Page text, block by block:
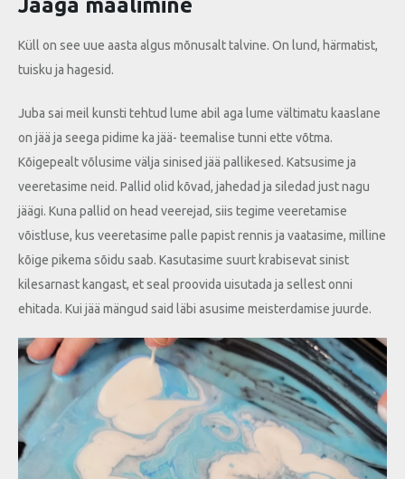
Jääga maalimine
Küll on see uue aasta algus mõnusalt talvine. On lund, härmatist,
tuisku ja hagesid.
Juba sai meil kunsti tehtud lume abil aga lume vältimatu kaaslane
on jää ja seega pidime ka jää- teemalise tunni ette võtma.
Kõigepealt võlusime välja sinised jää pallikesed. Katsusime ja
veeretasime neid. Pallid olid kõvad, jahedad ja siledad just nagu
jäägi. Kuna pallid on head veerejad, siis tegime veeretamise
võistluse, kus veeretasime palle papist rennis ja vaatasime, milline
kõige pikema sõidu saab. Kasutasime suurt krabisevat sinist
kilesarnast kangast, et seal proovida uisutada ja sellest onni
ehitada. Kui jää mängud said läbi asusime meisterdamise juurde.